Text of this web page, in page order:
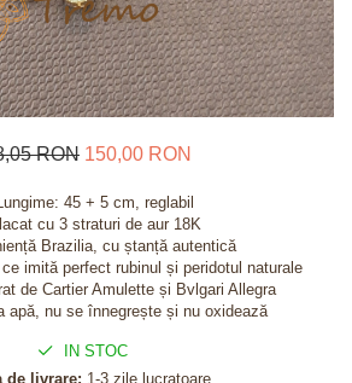
RON 150,00 RON
45 + 5 cm, reglabil
cu 3 straturi de aur 18K
Brazilia, cu ștanță autentică
imită perfect rubinul și peridotul naturale
de Cartier Amulette și Bvlgari Allegra
apă, nu se înnegrește și nu oxidează
IN STOC
de livrare: 1-3 zile lucratoare